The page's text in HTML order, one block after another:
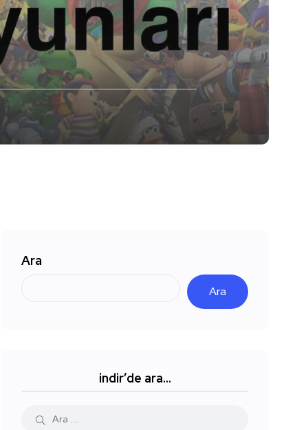
Ara
Ara
indir’de ara…